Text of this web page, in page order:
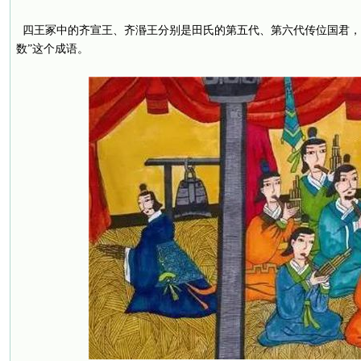
四王冢中的齐宣王、齐湣王分别是田氏的第五代、第六代传位国君
数”这个成语。